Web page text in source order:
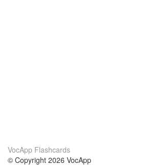
VocApp Flashcards
© Copyright 2026 VocApp